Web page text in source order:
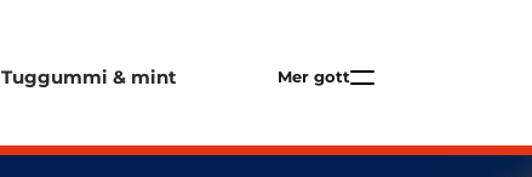
Tuggummi & mint Mer gott